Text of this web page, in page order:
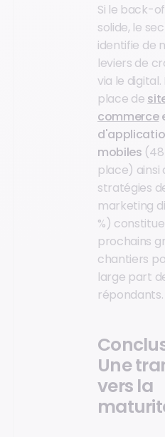
Si le back-
solide, le
identifie de
leviers de
via le digital.
place de
commerce
mobiles
place) ainsi
stratégies
marketing
%)
prochains
chantiers
large part
répondants.
Une
vers la